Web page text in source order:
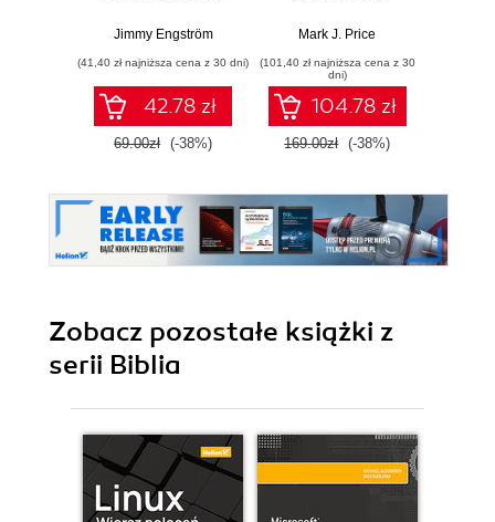
interaktywne
internetowe z C# i
.NET 7. Wydanie II
Jimmy Engström
(41,40 zł najniższa cena z 30 dni)
42.78 zł
69.00zł (-38%)
projektów opartych
Blazor, .NET
MAUI, gRPC,
GraphQL i innych
zaawansowanych
technologiach
Mark J. Price
(101,40 zł najniższa cena z 30
dni)
104.78 zł
169.00zł (-38%)
Zobacz pozostałe książki z
serii Biblia